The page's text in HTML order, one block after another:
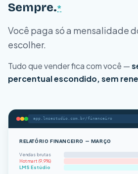
app.lmsestudio.com.br/financeiro
RELATÓRIO FINANCEIRO — MARÇO
Vendas brutas
Hotmart (9,9%)
LMS Estúdio
Sempre.*
Você paga só a mensalidade
escolher.
Tudo que vender fica com você —
percentual escondido, sem